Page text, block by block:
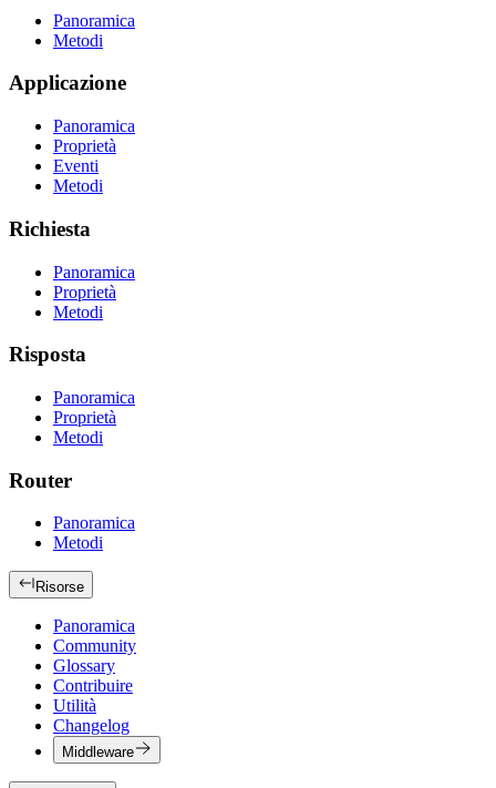
Panoramica
Metodi
Applicazione
Panoramica
Proprietà
Eventi
Metodi
Richiesta
Panoramica
Proprietà
Metodi
Risposta
Panoramica
Proprietà
Metodi
Router
Panoramica
Metodi
Risorse
Panoramica
Community
Glossary
Contribuire
Utilità
Changelog
Middleware